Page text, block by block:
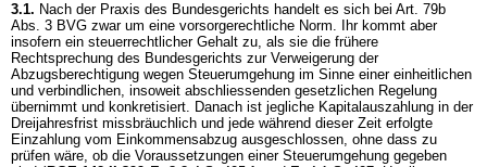
3.1. Nach der Praxis des Bundesgerichts handelt es sich bei Art. 79b
Abs. 3 BVG zwar um eine vorsorgerechtliche Norm. Ihr kommt aber
insofern ein steuerrechtlicher Gehalt zu, als sie die frühere
Rechtsprechung des Bundesgerichts zur Verweigerung der
Abzugsberechtigung wegen Steuerumgehung im Sinne einer einheitlichen
und verbindlichen, insoweit abschliessenden gesetzlichen Regelung
übernimmt und konkretisiert. Danach ist jegliche Kapitalauszahlung in der
Dreijahresfrist missbräuchlich und jede während dieser Zeit erfolgte
Einzahlung vom Einkommensabzug ausgeschlossen, ohne dass zu
prüfen wäre, ob die Voraussetzungen einer Steuerumgehung gegeben